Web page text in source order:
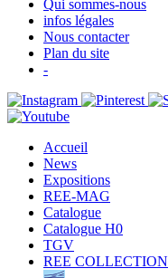
Qui sommes-nous
infos légales
Nous contacter
Plan du site
-
Accueil
News
Expositions
REE-MAG
Catalogue
Catalogue H0
TGV
REE COLLECTION